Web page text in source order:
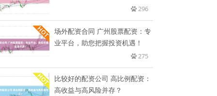
296
场外配资合同 广州股票配资：专
业平台，助您把握投资机遇！
275
比较好的配资公司 高比例配资：
高收益与高风险并存？